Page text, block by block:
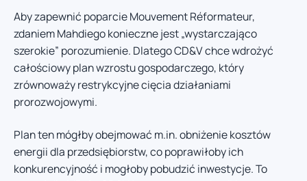
Aby zapewnić poparcie Mouvement Réformateur,
zdaniem Mahdiego konieczne jest „wystarczająco
szerokie” porozumienie. Dlatego CD&V chce wdrożyć
całościowy plan wzrostu gospodarczego, który
zrównoważy restrykcyjne cięcia działaniami
prorozwojowymi.
Plan ten mógłby obejmować m.in. obniżenie kosztów
energii dla przedsiębiorstw, co poprawiłoby ich
konkurencyjność i mogłoby pobudzić inwestycje. To